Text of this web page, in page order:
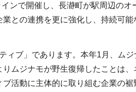
ンで開催し、長瀞町が駅周辺の
との連携を更に強化し、持続可
ィブ」であります。本年1月、ム
ムジナモが野生復帰したことは
活動に主体的に取り組む企業の